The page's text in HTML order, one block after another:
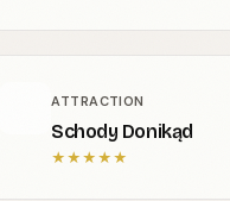
ATTRACTION
Schody Donikąd
★★★★★